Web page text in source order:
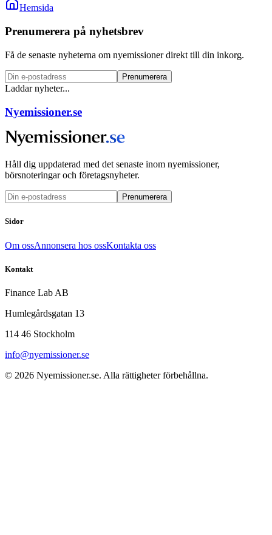
Hemsida
Prenumerera på nyhetsbrev
Få de senaste nyheterna om nyemissioner direkt till din inkorg.
Prenumerera
Laddar nyheter...
Nyemissioner.se
Håll dig uppdaterad med det senaste inom nyemissioner,
börsnoteringar och företagsnyheter.
Prenumerera
Sidor
Om ossAnnonsera hos ossKontakta oss
Kontakt
Finance Lab AB
Humlegårdsgatan 13
114 46 Stockholm
info@nyemissioner.se
© 2026 Nyemissioner.se. Alla rättigheter förbehållna.